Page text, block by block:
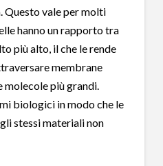
Questo vale per molti
hanno un rapporto tra
più alto, il che le rende
membrane
molecole più grandi.
biologici in modo che le
stessi materiali non